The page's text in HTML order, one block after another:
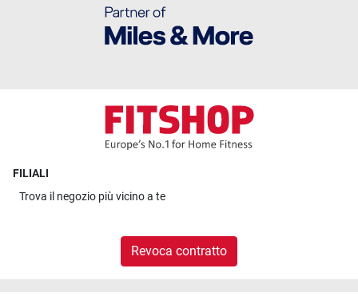
FILIALI
Trova il negozio più vicino a te
Revoca contratto